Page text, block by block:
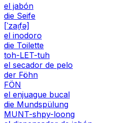
el jabón
die Seife
[ˈzaɪ̯fə]
el inodoro
die Toilette
toh-LET-tuh
el secador de pelo
der Föhn
FÖN
el enjuague bucal
die Mundspülung
MUNT-shpy-loong